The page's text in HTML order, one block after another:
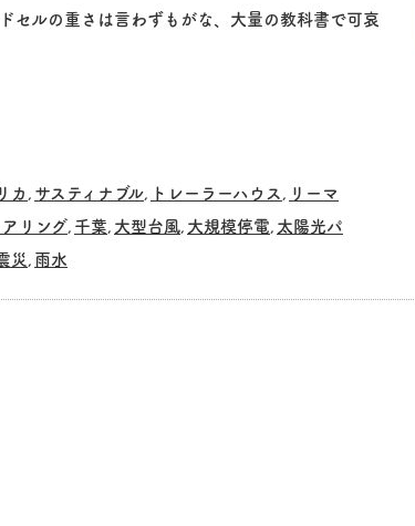
セルの重さは言わずもがな、大量の教科書で可哀
カ サスティナブル トレーラーハウス
リーマ
アリング 千葉 大型台風 大規模停電 太陽光パ
災 雨水